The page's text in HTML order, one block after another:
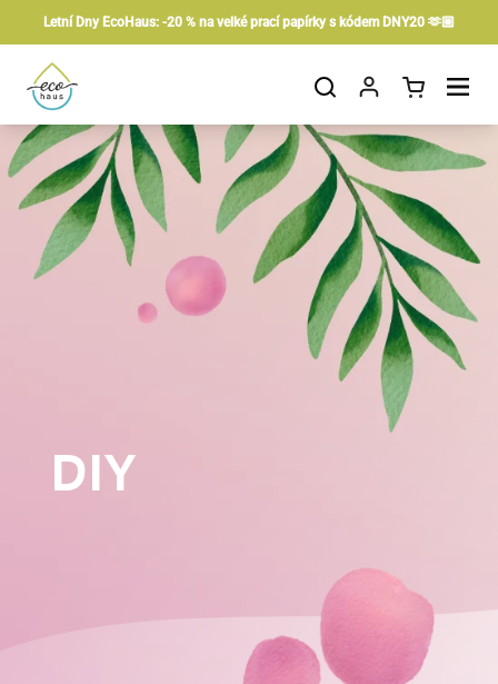
Letní Dny EcoHaus: -20 % na velké prací papírky s kódem DNY20 🫶🏼
Otvorit košíkOtvor ponuku
DIY